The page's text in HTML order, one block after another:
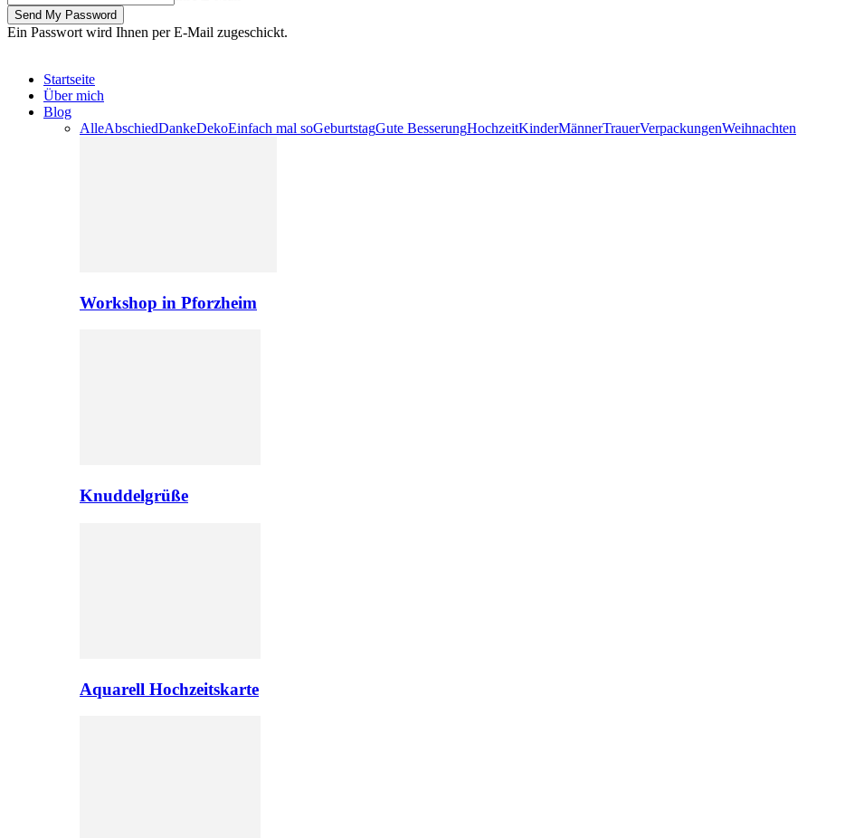
Ein Passwort wird Ihnen per E-Mail zugeschickt.
Startseite
Über mich
Blog
AlleAbschiedDankeDekoEinfach mal soGeburtstagGute BesserungHochzeitKinderMännerTrauerVerpackungenWeihnachten
Workshop in Pforzheim
Knuddelgrüße
Aquarell Hochzeitskarte